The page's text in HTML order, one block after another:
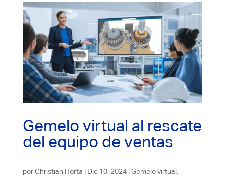
Gemelo virtual al rescate
del equipo de ventas
porChristian Horta | Dic 10, 2024|Gemelo virtual,